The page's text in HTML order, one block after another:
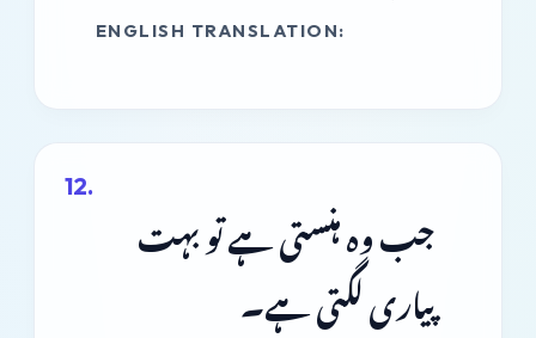
ENGLISH TRANSLATION:
جب وہ ہنستی ہے تو بہت
پیاری لگتی ہے۔